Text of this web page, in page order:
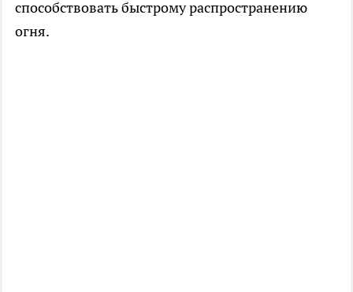
способствовать быстрому распространению
огня.